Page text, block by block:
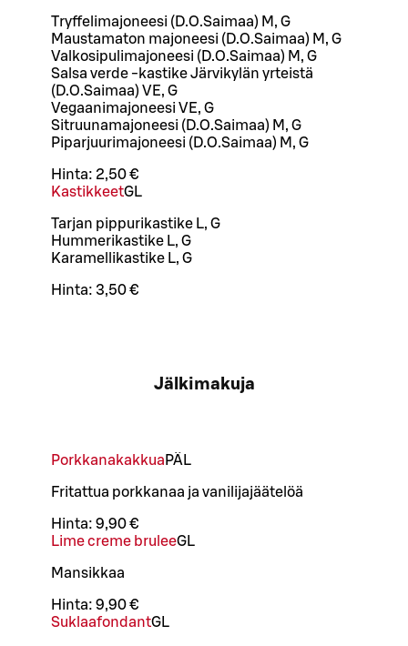
Tryffelimajoneesi (D.O.Saimaa) M, G
Maustamaton majoneesi (D.O.Saimaa) M, G
Valkosipulimajoneesi (D.O.Saimaa) M, G
Salsa verde -kastike Järvikylän yrteistä
(D.O.Saimaa) VE, G
Vegaanimajoneesi VE, G
Sitruunamajoneesi (D.O.Saimaa) M, G
Piparjuurimajoneesi (D.O.Saimaa) M, G
Hinta: 2,50 €
KastikkeetGL
Tarjan pippurikastike L, G
Hummerikastike L, G
Karamellikastike L, G
Hinta: 3,50 €
Jälkimakuja
Porkkanakakkua PÄ L
Fritattua porkkanaa ja vanilijajäätelöä
Hinta: 9,90 €
Lime creme bruleeGL
Mansikkaa
Hinta: 9,90 €
SuklaafondantGL